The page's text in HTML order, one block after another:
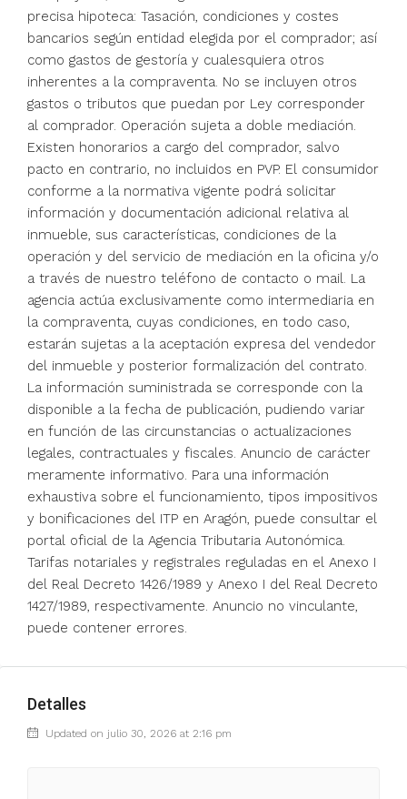
precisa hipoteca: Tasación, condiciones y costes
bancarios según entidad elegida por el comprador; así
como gastos de gestoría y cualesquiera otros
inherentes a la compraventa. No se incluyen otros
gastos o tributos que puedan por Ley corresponder
al comprador. Operación sujeta a doble mediación.
Existen honorarios a cargo del comprador, salvo
pacto en contrario, no incluidos en PVP. El consumidor
conforme a la normativa vigente podrá solicitar
información y documentación adicional relativa al
inmueble, sus características, condiciones de la
operación y del servicio de mediación en la oficina y/o
a través de nuestro teléfono de contacto o mail. La
agencia actúa exclusivamente como intermediaria en
la compraventa, cuyas condiciones, en todo caso,
estarán sujetas a la aceptación expresa del vendedor
del inmueble y posterior formalización del contrato.
La información suministrada se corresponde con la
disponible a la fecha de publicación, pudiendo variar
en función de las circunstancias o actualizaciones
legales, contractuales y fiscales. Anuncio de carácter
meramente informativo. Para una información
exhaustiva sobre el funcionamiento, tipos impositivos
y bonificaciones del ITP en Aragón, puede consultar el
portal oficial de la Agencia Tributaria Autonómica.
Tarifas notariales y registrales reguladas en el Anexo I
del Real Decreto 1426/1989 y Anexo I del Real Decreto
1427/1989, respectivamente. Anuncio no vinculante,
puede contener errores.
Detalles
Updated on julio 30, 2026 at 2:16 pm